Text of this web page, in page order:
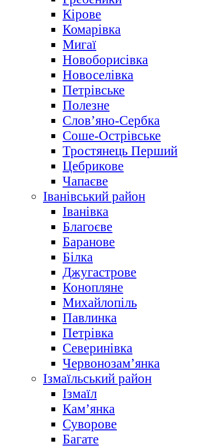
Кірове
Комарівка
Мигаї
Новоборисівка
Новоселівка
Петрівське
Полезне
Слов’яно-Сербка
Соше-Острівське
Тростянець Перший
Цебрикове
Чапаєве
Іванівський район
Іванівка
Благоєве
Баранове
Білка
Джугастрове
Конопляне
Михайлопіль
Павлинка
Петрівка
Северинівка
Червонозам’янка
Ізмаїльський район
Ізмаїл
Кам’янка
Суворове
Багате